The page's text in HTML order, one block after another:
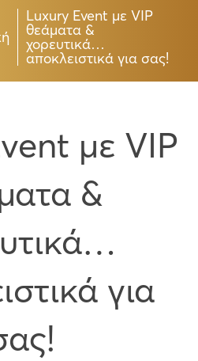
Luxury Event με VIP
θεάματα &
χορευτικά…
αποκλειστικά για σας!
με VIP
&
για